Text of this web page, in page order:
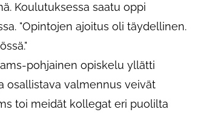
Koulutuksessa saatu oppi
"Opintojen ajoitus oli täydellinen.
pohjainen opiskelu yllätti
osallistava valmennus veivät
toi meidät kollegat eri puolilta